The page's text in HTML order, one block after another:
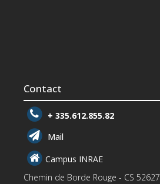
Contact
+ 335.612.855.82
Mail
Campus INRAE
Chemin de Borde Rouge - CS 52627